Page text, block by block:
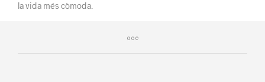
la vida més còmoda.